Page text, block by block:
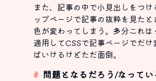
また、記事の中で小見出しをつけ
ップページで記事の抜粋を見たと
色が変わってしまう。多分これは
適用してCSSで記事ページでだけ
ばいけるけどただ面倒。
問題となるだろう/なってい